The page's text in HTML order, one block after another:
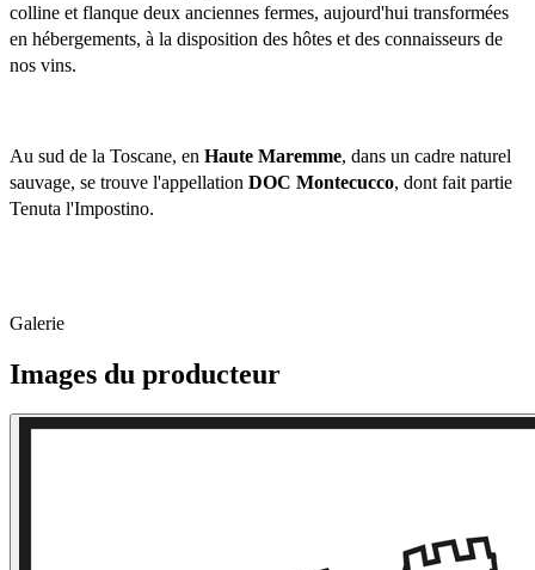
colline et flanque deux anciennes fermes, aujourd'hui transformées
en hébergements, à la disposition des hôtes et des connaisseurs de
nos vins.
Au sud de la Toscane, en Haute Maremme, dans un cadre naturel
sauvage, se trouve l'appellation DOC Montecucco, dont fait partie
Tenuta l'Impostino.
Galerie
Images du producteur